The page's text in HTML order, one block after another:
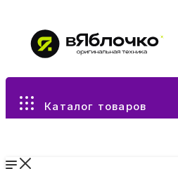
Каталог товаров
Все разделы каталога